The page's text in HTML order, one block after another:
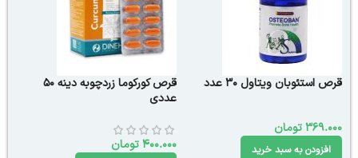
قرص استئوبان ویتاول 30 عدد
369.000تومان
افزودن به سبد خرید
قرص کورکوما زردچوبه دینه 50
عددی
400.000تومان